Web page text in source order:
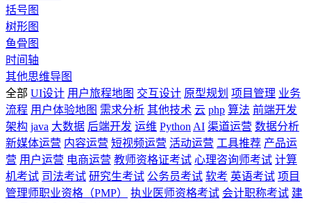
括号图
树形图
鱼骨图
时间轴
其他思维导图
全部 UI设计 用户旅程地图 交互设计 原型规划 项目管理 业务
流程 用户体验地图 需求分析 其他技术 云 php 算法 前端开发
架构 java 大数据 后端开发 运维 Python AI 渠道运营 数据分析
新媒体运营 内容运营 短视频运营 活动运营 工具推荐 产品运
营 用户运营 电商运营 教师资格证考试 心理咨询师考试 计算
机考试 司法考试 研究生考试 公务员考试 软考 英语考试 项目
管理师职业资格（PMP）
执业医师资格考试 会计职称考试 建